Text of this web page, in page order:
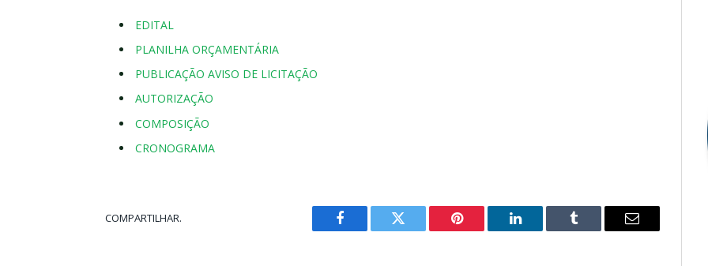
EDITAL
PLANILHA ORÇAMENTÁRIA
PUBLICAÇÃO AVISO DE LICITAÇÃO
AUTORIZAÇÃO
COMPOSIÇÃO
CRONOGRAMA
COMPARTILHAR.
Facebook Twitter Pinterest LinkedIn Tumblr
E-